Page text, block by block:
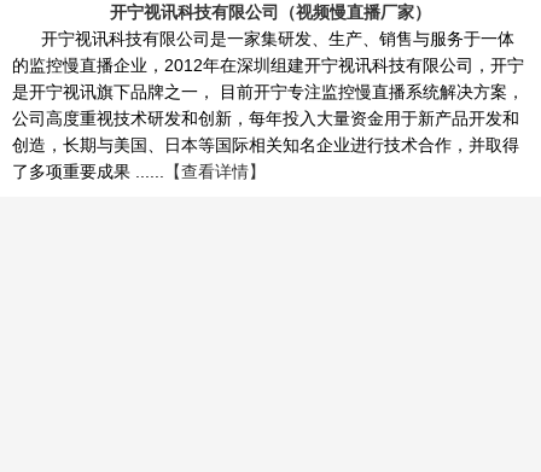
开宁视讯科技有限公司（视频慢直播厂家）
开宁视讯科技有限公司是一家集研发、生产、销售与服务于一体
的监控慢直播企业，2012年在深圳组建开宁视讯科技有限公司，开宁
是开宁视讯旗下品牌之一， 目前开宁专注监控慢直播系统解决方案，
公司高度重视技术研发和创新，每年投入大量资金用于新产品开发和
创造，长期与美国、日本等国际相关知名企业进行技术合作，并取得
了多项重要成果 ......
【查看详情】